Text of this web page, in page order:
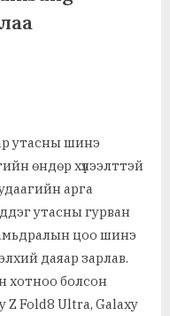
утасны шинэ
өндөр хүлээлттэй
арга
утасны гурван
цоо шинэ
даяар зарлав.
хотноо болсон
Z Fold8 Ultra, Galaxy